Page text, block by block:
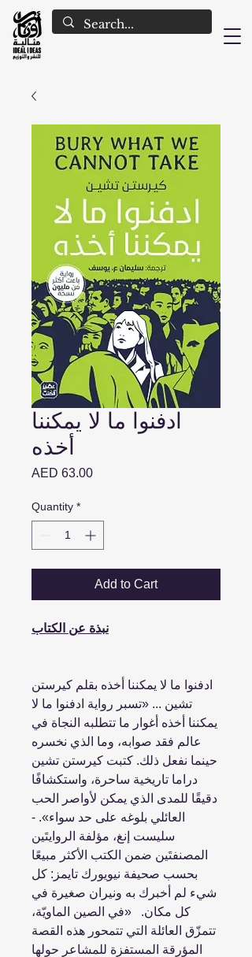
ادفنوا ما لا يمكننا
أخذه
AED 63.00Price
Quantity *
Add to Cart
نبذة عن الكتاب
ادفنوا ما لا يمكننا أخذه بقلم كيرستن
تشين ... ‏«تسبر رواية ادفنوا ما لا
يمكننا أخذه أغوار ما تتطلبه النجاة في
عالم فقد صوابه، وما الذي ‏نخسره
حينما نفعل ذلك. كتبت كيرستن تشين
دراما تاريخية ساحرة، واستكشافًا
دقيقًا للمدى ‏الذي يمكن لأواصر الحب
العائلي بلوغه على حد سواء».‏ -
سليست إنغ، مؤلفة الروايتَين
المصنفتَين ضمن الكتب الأكثر مبيعًا
بحسب صحيفة نيويورك ‏تايمز: كل
شيء لم أخبرك به ونيران صغيرة في
كل مكان.‏ ‏ ‏ ‏«في الصين الماويّة،
تتمزّق العائلة التي تتمحور هذه القصة
المؤرقة المستفزة للمشاعر حولها